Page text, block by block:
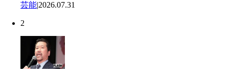
芸能|2026.07.31
2